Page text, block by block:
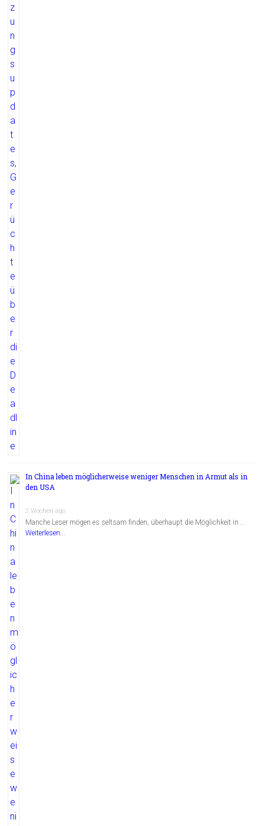
In China leben möglicherweise weniger Menschen in Armut als in
den USA
2 Wochen ago
Manche Leser mögen es seltsam finden, überhaupt die Möglichkeit in …
Weiterlesen...